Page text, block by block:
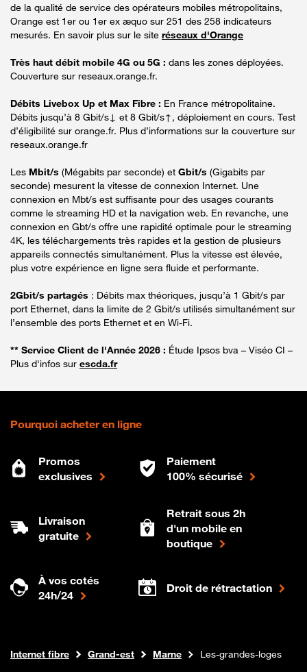
de la qualité de service des opérateurs mobiles métropolitains,
Orange est 1er ou 1er ex æquo sur 251 des 258 indicateurs
mesurés. En savoir plus sur le site réseaux d'Orange
Très haut débit mobile 4G ou 5G : dans les zones déployées.
Couverture sur reseaux.orange.fr.
Débits Livebox Up et Max Fibre : En France métropolitaine.
Débits jusqu’à 8 Gbit/s↓ et 8 Gbit/s↑, déploiement en cours. Test
d’éligibilité sur orange.fr. Plus d’informations sur la couverture sur
reseaux.orange.fr
Les Mbit/s (Mégabits par seconde) et Gbit/s (Gigabits par
seconde) mesurent la vitesse de connexion Internet. Une
connexion en Mbt/s est suffisante pour des usages courants
comme le streaming HD et la navigation web. En revanche, une
connexion en Gbt/s offre une rapidité optimale pour le streaming
4K, les téléchargements très rapides et la gestion de plusieurs
appareils connectés simultanément. Plus la vitesse est élevée,
plus votre expérience en ligne sera fluide et performante.
2Gbit/s partagés : Débits max théoriques, jusqu’à 1 Gbit/s par
port Ethernet, dans la limite de 2 Gbit/s utilisés simultanément sur
l’ensemble des ports Ethernet et en Wi-Fi.
** Service Client de l'Année 2026 : Étude Ipsos bva – Viséo CI –
Plus d'infos sur escda.fr
Pourquoi acheter en ligne
Promos
exclusives
Paiement
100% sécurisé
Livraison
gratuite
Retrait sous 2h
d'un mobile en
boutique
À vos cotés
24h/24
Droit de rétractation
Boutique Orange
Internet fibre Grand-est Marne Les-grandes-loges